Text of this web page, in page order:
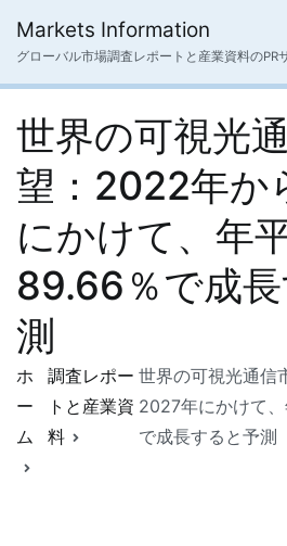
ス
Markets Information
グローバル市場調査レポートと産業資料のPR
世界の可視光
望：2022年か
にかけて、年
89.66％で成
測
ホ
ー
ム
調査レポー
トと産業資
料
世界の可視光通信
2027年にかけて
で成長すると予測